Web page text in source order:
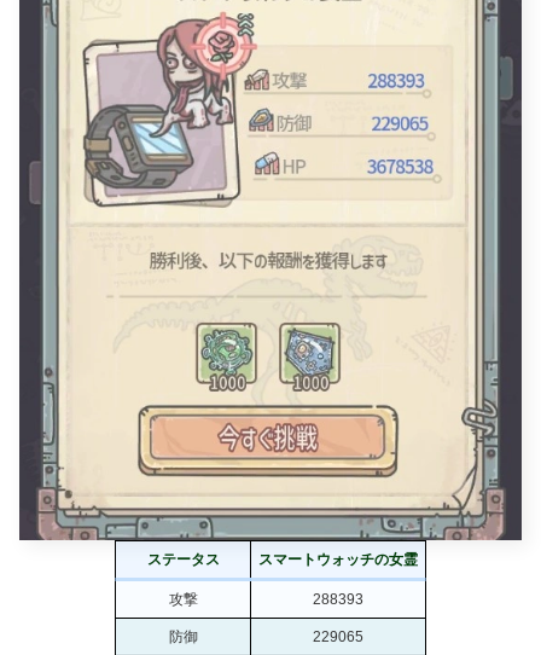
ステータス スマートウォッチの女霊
攻撃 288393
防御 229065